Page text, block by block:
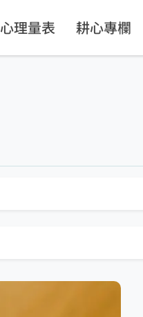
心理量表 耕心專欄